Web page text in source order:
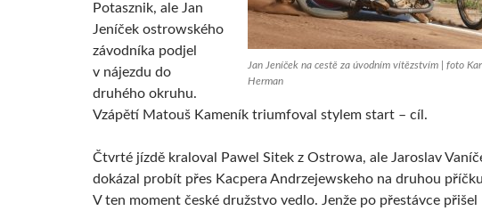
Jan Jeníček na cestě za úvodním vítězstvím | foto
Herman
Potasznik, ale Jan
Jeníček ostrowského
závodníka podjel
v nájezdu do
druhého okruhu.
Vzápětí Matouš Kameník triumfoval stylem start – cíl.
Čtvrté jízdě kraloval Pawel Sitek z Ostrowa, ale Jaroslav
dokázal probít přes Kacpera Andrzejewskeho na druhou
V ten moment české družstvo vedlo. Jenže po přestávce přišel